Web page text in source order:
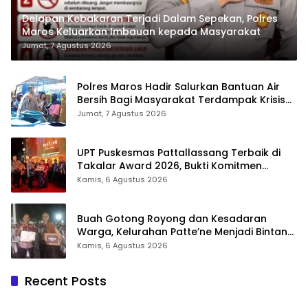
Delapan Kebakaran Terjadi Dalam Sepekan, Polres
Maros Keluarkan Imbauan kepada Masyarakat
Jumat, 7 Agustus 2026
Polres Maros Hadir Salurkan Bantuan Air
Bersih Bagi Masyarakat Terdampak Krisis
Air Bersih Di Maros
Jumat, 7 Agustus 2026
UPT Puskesmas Pattallassang Terbaik di
Takalar Award 2026, Bukti Komitmen
Hadirkan Pelayanan Kesehatan Berkualitas
Kamis, 6 Agustus 2026
Buah Gotong Royong dan Kesadaran
Warga, Kelurahan Patte’ne Menjadi Bintang
Takalar Award 2026
Kamis, 6 Agustus 2026
Recent Posts